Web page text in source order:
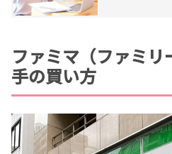
ファミマ（ファミ
手の買い方